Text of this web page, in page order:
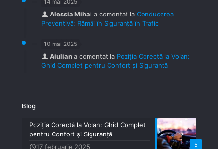
14 mai 2025
Alessia Mihai a comentat la Conducerea
Preventivă: Rămâi în Siguranță în Trafic
10 mai 2025
Aiulian a comentat la Poziția Corectă la Volan:
Ghid Complet pentru Confort și Siguranță
Blog
5
Poziția Corectă la Volan: Ghid Complet
pentru Confort și Siguranță
17 februarie 2025